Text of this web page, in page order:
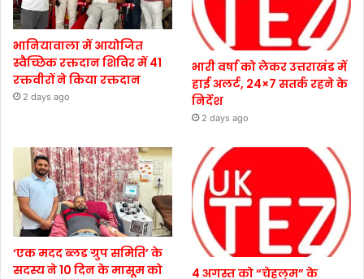
भानियावाला में आयोजित
स्वैच्छिक रक्तदान शिविर में 41
रक्तवीरों ने किया रक्तदान
2 days ago
भारी वर्षा को लेकर उत्तराखंड में
हाई अलर्ट, 24×7 सतर्क रहने के
निर्देश
2 days ago
‘एक मदद ब्लड ग्रुप समिति’ के
सदस्य ने 10 दिन के मासूम को
4 अगस्त को “चेहलुम” के